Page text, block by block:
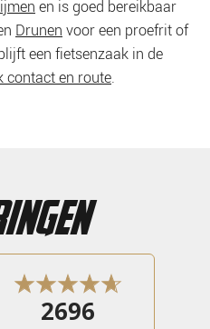
en is goed bereikbaar
Drunen voor een proefrit of
een fietsenzaak in de
contact en route.